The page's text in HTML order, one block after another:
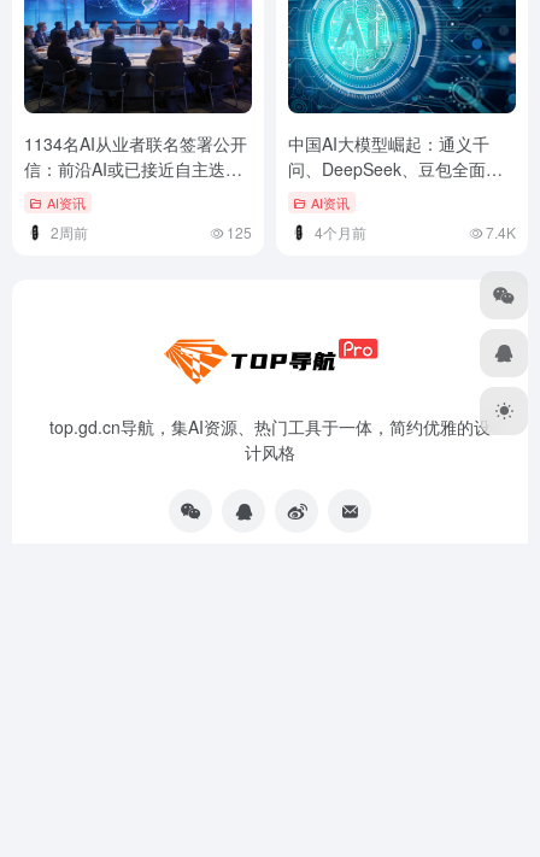
1134名AI从业者联名签署公开
信：前沿AI或已接近自主迭代
临界点，呼吁建立全球刹车机
制
AI资讯
2周前 125
中国AI大模型崛起：通义千
问、DeepSeek、豆包全面对
比 AI资讯
4个月前 7.4K
top.gd.cn导航，集AI资源、热门工具于一体，简约优雅的设
计风格